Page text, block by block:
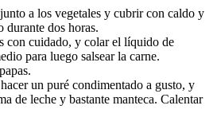
a los vegetales y cubrir con caldo y
dos horas.
con cuidado, y colar el líquido de
para luego salsear la carne.
un puré condimentado a gusto, y
de leche y bastante manteca. Calentar